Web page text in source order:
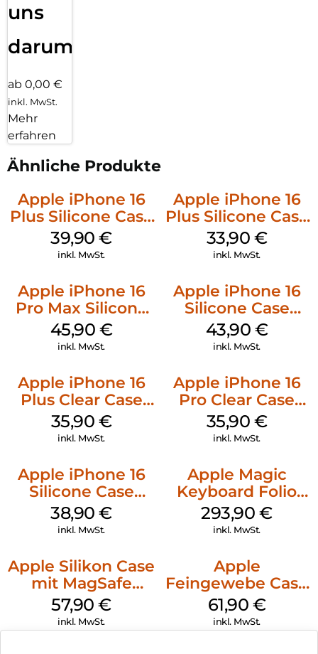
uns
darum!
ab 0,00 €
inkl. MwSt.
Mehr
erfahren
Ähnliche Produkte
Apple iPhone 16
Plus Silicone Case
MagSafe Plum
39,90€
inkl. MwSt.
Apple iPhone 16
Plus Silicone Case
MagSafe Lake
Green
33,90 €
inkl. MwSt.
Apple iPhone 16
Pro Max Silicone
Case MagSafe
Ultramarine
45,90 €
inkl. MwSt.
Apple iPhone 16
Silicone Case
MagSafe Plum
43,90 €
inkl. MwSt.
Apple iPhone 16
Plus Clear Case
MagSafe
Transparent
35,90 €
inkl. MwSt.
Apple iPhone 16
Pro Clear Case
MagSafe
Transparent
35,90 €
inkl. MwSt.
Apple iPhone 16
Silicone Case
MagSafe
Ultramarine
38,90€
inkl. MwSt.
Apple Magic
Keyboard Folio
iPad 10.9″ (10.Gen.)
Weiß
293,90€
inkl. MwSt.
Apple Silikon Case
mit MagSafe
iPhone 14 Pro
(PRODUCT)RED
57,90€
inkl. MwSt.
Apple
Feingewebe Case
iPhone 15 Pro
MagSafe Schwarz
61,90 €
inkl. MwSt.